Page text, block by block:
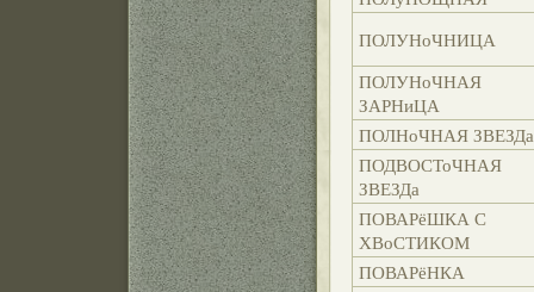
ПОЛУНоЧНИЦА
ПОЛУНоЧНАЯ
ЗАРНиЦА
ПОЛНоЧНАЯ ЗВЕЗДа
ПОДВОСТоЧНАЯ
ЗВЕЗДа
ПОВАРёШКА С
ХВоСТИКОМ
ПОВАРёНКА